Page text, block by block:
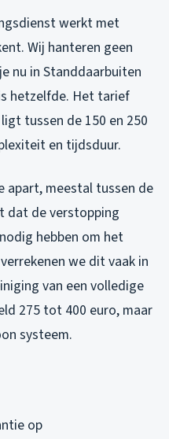
werkt met
Wij hanteren geen
nu in Standdaarbuiten
hetzelfde. Het tarief
tussen de 150 en 250
en tijdsduur.
apart, meestal tussen de
dat de verstopping
hebben om het
we dit vaak in
van een volledige
275 tot 400 euro, maar
systeem.
op